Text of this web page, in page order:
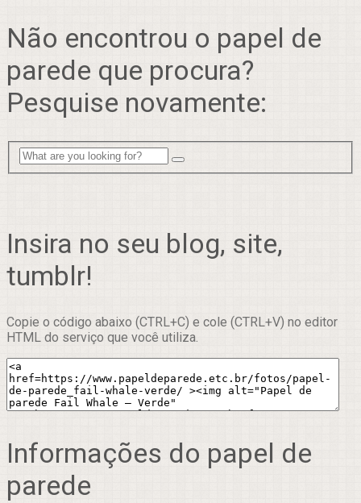
Não encontrou o papel de
parede que procura?
Pesquise novamente:
Insira no seu blog, site,
tumblr!
Copie o código abaixo (CTRL+C) e cole (CTRL+V) no editor
HTML do serviço que você utiliza.
Informações do papel de
parede